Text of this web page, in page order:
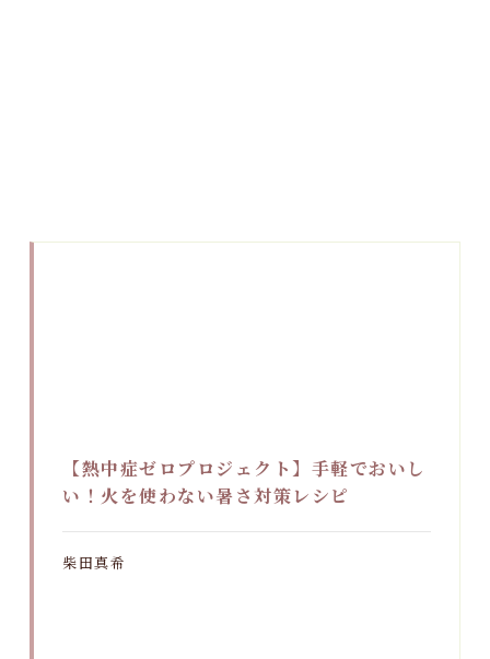
【熱中症ゼロプロジェクト】手軽でおいし
い！火を使わない暑さ対策レシピ
柴田真希